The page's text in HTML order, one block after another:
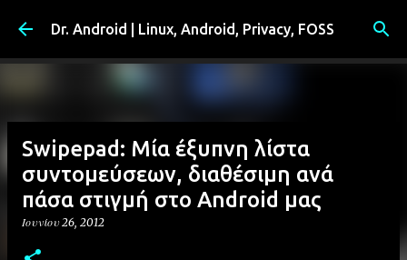
Μετάβαση στο κύριο περιεχόμενο
Dr. Android | Linux, Android, Privacy, FOSS
Swipepad: Μία έξυπνη λίστα
συντομεύσεων, διαθέσιμη ανά
πάσα στιγμή στο Android μας
Ιουνίου 26, 2012